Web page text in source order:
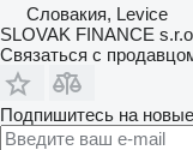
Словакия, Levice
SLOVAK FINANCE
Связаться с
Подпишитесь на